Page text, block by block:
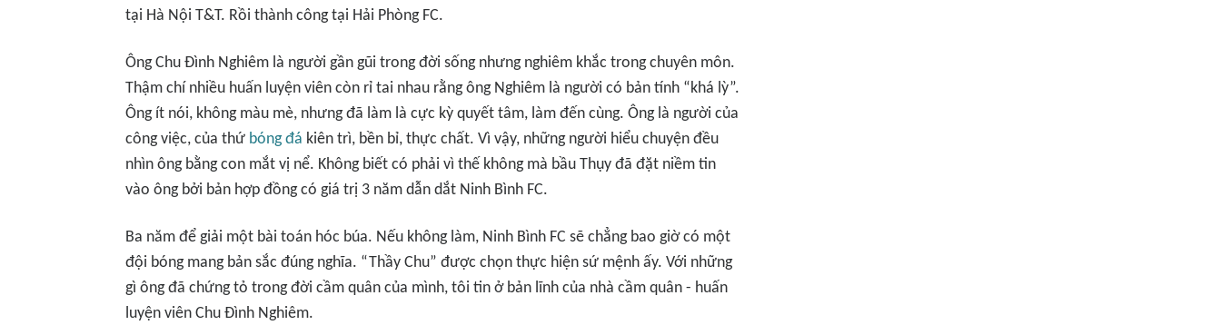
tại Hà Nội T&T. Rồi thành công tại Hải Phòng FC.
Ông Chu Đình Nghiêm là người gần gũi trong đời sống nhưng nghiêm khắc trong chuyên môn.
Thậm chí nhiều huấn luyện viên còn rỉ tai nhau rằng ông Nghiêm là người có bản tính “khá lỳ”.
Ông ít nói, không màu mè, nhưng đã làm là cực kỳ quyết tâm, làm đến cùng. Ông là người của
công việc, của thứ bóng đá kiên trì, bền bỉ, thực chất. Vì vậy, những người hiểu chuyện đều
nhìn ông bằng con mắt vị nể. Không biết có phải vì thế không mà bầu Thụy đã đặt niềm tin
vào ông bởi bản hợp đồng có giá trị 3 năm dẫn dắt Ninh Bình FC.
Ba năm để giải một bài toán hóc búa. Nếu không làm, Ninh Bình FC sẽ chẳng bao giờ có một
đội bóng mang bản sắc đúng nghĩa. “Thầy Chu” được chọn thực hiện sứ mệnh ấy. Với những
gì ông đã chứng tỏ trong đời cầm quân của mình, tôi tin ở bản lĩnh của nhà cầm quân - huấn
luyện viên Chu Đình Nghiêm.